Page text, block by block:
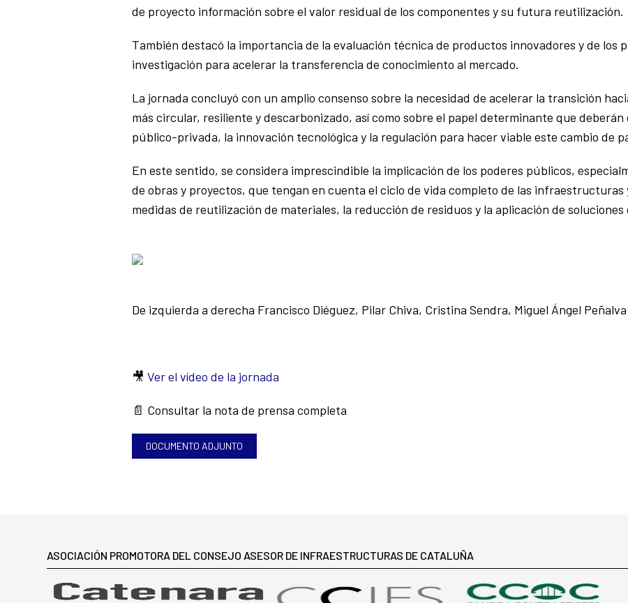
de proyecto información sobre el valor residual de los componentes y su futura reutilización.
También destacó la importancia de la evaluación técnica de productos innovadores y de los
investigación para acelerar la transferencia de conocimiento al mercado.
La jornada concluyó con un amplio consenso sobre la necesidad de acelerar la transición
más circular, resiliente y descarbonizado, así como sobre el papel determinante que
público-privada, la innovación tecnológica y la regulación para hacer viable este cambio de
En este sentido, se considera imprescindible la implicación de los poderes públicos,
de obras y proyectos, que tengan en cuenta el ciclo de vida completo de las
medidas de reutilización de materiales, la reducción de residuos y la aplicación de
De izquierda a derecha Francisco Diéguez, Pilar Chiva, Cristina Sendra, Miguel Ángel Peñalva
🎥Ver el vídeo de la jornada
📄 Consultar la nota de prensa completa
DOCUMENTO ADJUNTO
ASOCIACIÓN PROMOTORA DEL CONSEJO ASESOR DE INFRAESTRUCTURAS DE CATALUÑA